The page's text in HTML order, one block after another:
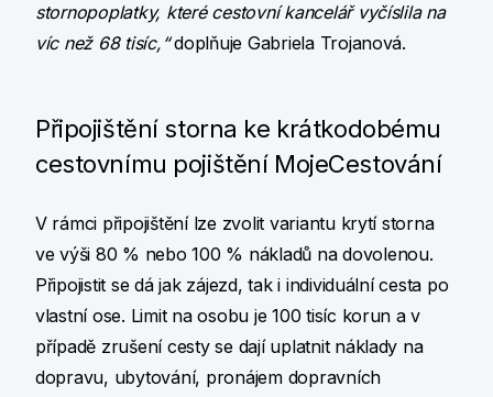
stornopoplatky, které cestovní kancelář vyčíslila na
víc než 68 tisíc,“doplňuje Gabriela Trojanová.
Připojištění storna ke krátkodobému
cestovnímu pojištění MojeCestování
V rámci připojištění lze zvolit variantu krytí storna
ve výši 80 % nebo 100 % nákladů na dovolenou.
Připojistit se dá jak zájezd, tak i individuální cesta po
vlastní ose. Limit na osobu je 100 tisíc korun a v
případě zrušení cesty se dají uplatnit náklady na
dopravu, ubytování, pronájem dopravních